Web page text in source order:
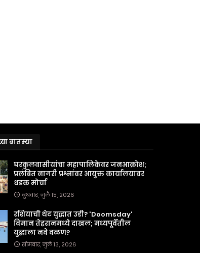
बातम्या
घरकुलवासीयांचा महापालिकेवर जनआक्रोश;
प्रलंबित नागरी प्रश्नांवर आयुक्त कार्यालयावर
धडक मोर्चा
बुधवार, जुलै १५, २०२६
रशियाची थेट युद्धात उडी? 'Doomsday'
विमान तेहरानमध्ये दाखल; मध्यपूर्वेतील
युद्धाला नवे वळण?
सोमवार, जुलै १३, २०२६